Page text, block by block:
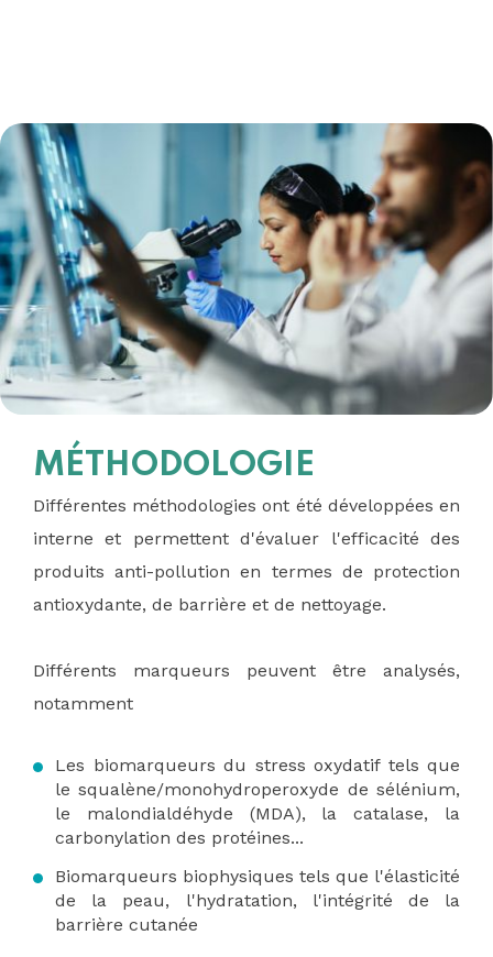
MÉTHODOLOGIE
Différentes méthodologies ont été développées en
interne et permettent d'évaluer l'efficacité des
produits anti-pollution en termes de protection
antioxydante, de barrière et de nettoyage.
Différents marqueurs peuvent être analysés,
notamment
Les biomarqueurs du stress oxydatif tels que
le squalène/monohydroperoxyde de sélénium,
le malondialdéhyde (MDA), la catalase, la
carbonylation des protéines...
Biomarqueurs biophysiques tels que l'élasticité
de la peau, l'hydratation, l'intégrité de la
barrière cutanée